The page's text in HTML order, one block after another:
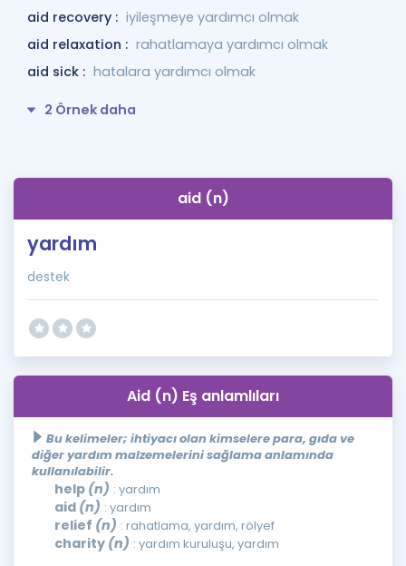
aid recovery : iyileşmeye yardımcı olmak
aid relaxation : rahatlamaya yardımcı olmak
aid sick : hatalara yardımcı olmak
2 Örnek daha
aid (n)
yardım
destek
Aid (n) Eş anlamlıları
Bu kelimeler; ihtiyacı olan kimselere para, gıda ve
diğer yardım malzemelerini sağlama anlamında
kullanılabilir.
help (n) : yardım
aid (n) : yardım
relief (n) : rahatlama, yardım, rölyef
charity (n) : yardım kuruluşu, yardım